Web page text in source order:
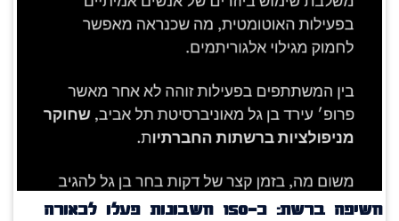
חשיפה ברשת: כ־150 חשבונות פעלו לכאורה